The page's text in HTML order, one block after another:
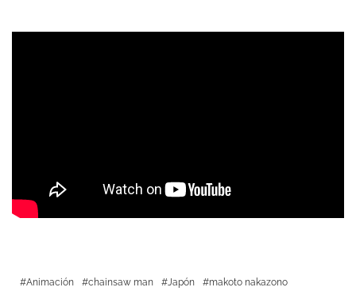
Animación chainsaw man Japón makoto nakazono